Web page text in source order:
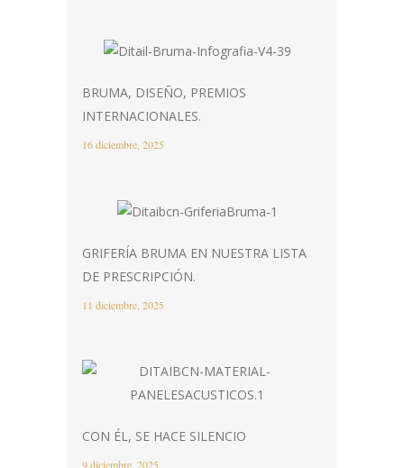
BRUMA, DISEÑO, PREMIOS
INTERNACIONALES.
16 diciembre, 2025
GRIFERÍA BRUMA EN NUESTRA LISTA
DE PRESCRIPCIÓN.
11 diciembre, 2025
CON ÉL, SE HACE SILENCIO
9 diciembre, 2025